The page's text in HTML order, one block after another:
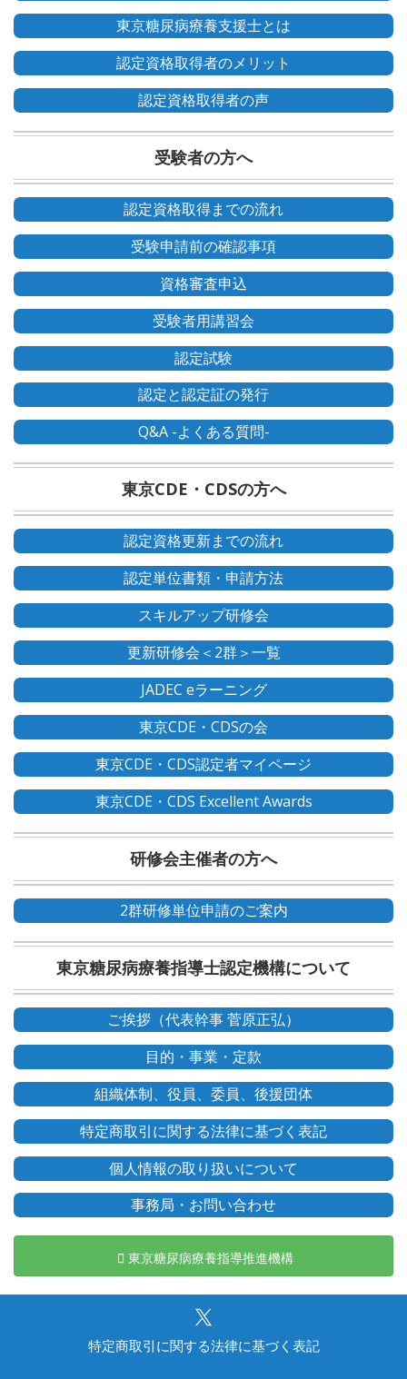
東京糖尿病療養支援士とは
認定資格取得者のメリット
認定資格取得者の声
受験者の方へ
認定資格取得までの流れ
受験申請前の確認事項
資格審査申込
受験者用講習会
認定試験
認定と認定証の発行
Q&A -よくある質問-
東京CDE・CDSの方へ
認定資格更新までの流れ
認定単位書類・申請方法
スキルアップ研修会
更新研修会＜2群＞一覧
JADEC eラーニング
東京CDE・CDSの会
東京CDE・CDS認定者マイページ
東京CDE・CDS Excellent Awards
研修会主催者の方へ
2群研修単位申請のご案内
東京糖尿病療養指導士認定機構について
ご挨拶（代表幹事 菅原正弘）
目的・事業・定款
組織体制、役員、委員、後援団体
特定商取引に関する法律に基づく表記
個人情報の取り扱いについて
事務局・お問い合わせ
東京糖尿病療養指導推進機構
特定商取引に関する法律に基づく表記